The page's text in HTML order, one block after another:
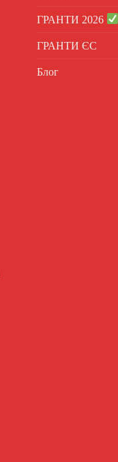
ГРАНТИ 2026
ГРАНТИ ЄС
Блог